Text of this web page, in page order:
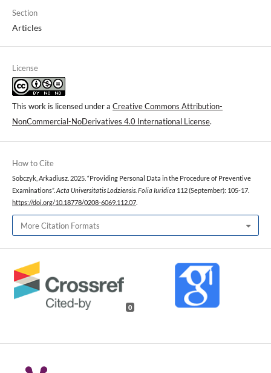
Section
Articles
License
This work is licensed under a Creative Commons Attribution-
NonCommercial-NoDerivatives 4.0 International License.
How to Cite
Sobczyk, Arkadiusz. 2025. “Providing Personal Data in the Procedure of Preventive
Examinations”. Acta Universitatis Lodziensis. Folia Iuridica 112 (September): 105-17.
https://doi.org/10.18778/0208-6069.112.07
More Citation Formats
0